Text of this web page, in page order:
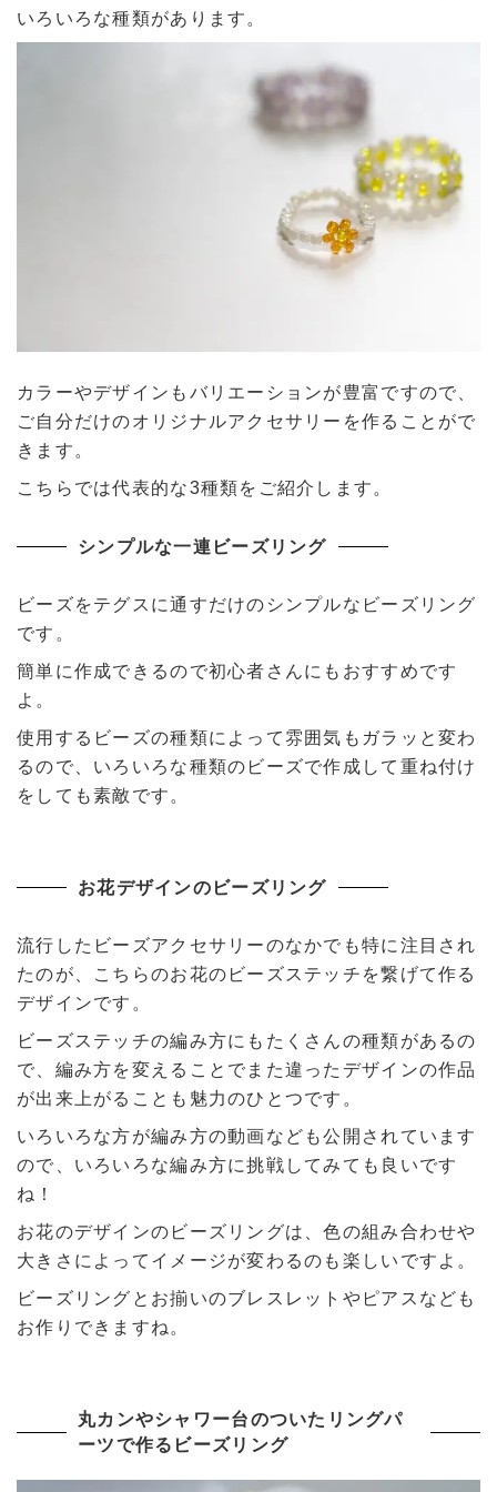
いろいろな種類があります。
カラーやデザインもバリエーションが豊富ですので、
ご自分だけのオリジナルアクセサリーを作ることがで
きます。
こちらでは代表的な3種類をご紹介します。
シンプルな一連ビーズリング
ビーズをテグスに通すだけのシンプルなビーズリング
です。
簡単に作成できるので初心者さんにもおすすめです
よ。
使用するビーズの種類によって雰囲気もガラッと変わ
るので、いろいろな種類のビーズで作成して重ね付け
をしても素敵です。
お花デザインのビーズリング
流行したビーズアクセサリーのなかでも特に注目され
たのが、こちらのお花のビーズステッチを繋げて作る
デザインです。
ビーズステッチの編み方にもたくさんの種類があるの
で、編み方を変えることでまた違ったデザインの作品
が出来上がることも魅力のひとつです。
いろいろな方が編み方の動画なども公開されています
ので、いろいろな編み方に挑戦してみても良いです
ね！
お花のデザインのビーズリングは、色の組み合わせや
大きさによってイメージが変わるのも楽しいですよ。
ビーズリングとお揃いのブレスレットやピアスなども
お作りできますね。
丸カンやシャワー台のついたリングパ
ーツで作るビーズリング